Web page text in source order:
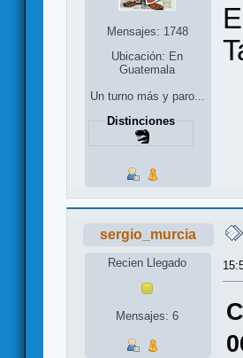
Mensajes: 1748
Ubicación: En
Guatemala
Un turno más y paro...
Distinciones
sergio_murcia
Recien Llegado
Mensajes: 6